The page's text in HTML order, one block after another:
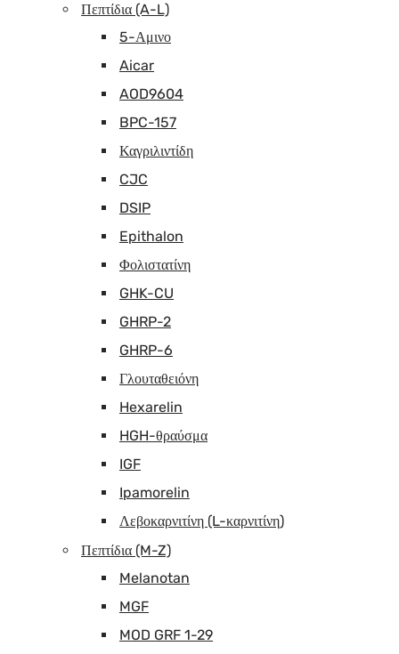
Πεπτίδια (A-L)
5-Αμινο
Aicar
AOD9604
BPC-157
Καγριλιντίδη
CJC
DSIP
Epithalon
Φολιστατίνη
GHK-CU
GHRP-2
GHRP-6
Γλουταθειόνη
Hexarelin
HGH-θραύσμα
IGF
Ipamorelin
Λεβοκαρνιτίνη (L-καρνιτίνη)
Πεπτίδια (M-Z)
Melanotan
MGF
MOD GRF 1-29